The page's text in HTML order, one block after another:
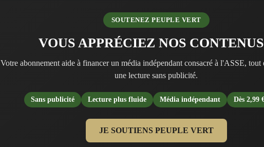
SOUTENEZ PEUPLE VERT
VOUS APPRÉCIEZ NOS
Votre abonnement aide à financer un média indépendant consacré à l'ASSE,
une lecture sans publicité.
Sans publicité Lecture plus fluide Média indépendant Dès 2,99
JE SOUTIENS PEUPLE VERT